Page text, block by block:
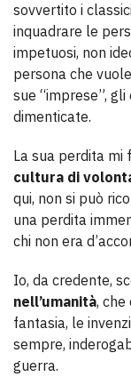
sovvertito i
inquadrare le
impetuosi, non
persona che
sue “imprese”,
dimenticate.
La sua perdita
cultura di
qui, non si può
una perdita
chi non era
Io, da credente,
nell’umanità,
fantasia, le
sempre,
guerra.